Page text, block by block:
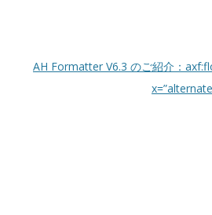
AH Formatter V6.3 のご紹介：